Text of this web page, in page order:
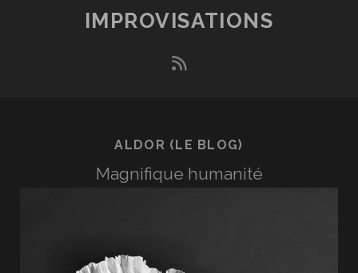
IMPROVISATIONS
rss
ALDOR (LE BLOG)
Magnifique humanité